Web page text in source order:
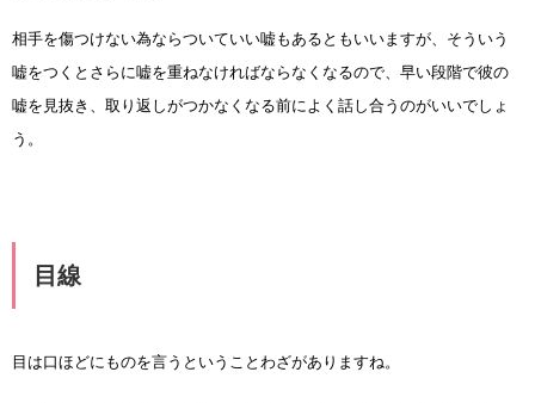
相手を傷つけない為ならついていい嘘もあるともいいますが、そういう
嘘をつくとさらに嘘を重ねなければならなくなるので、早い段階で彼の
嘘を見抜き、取り返しがつかなくなる前によく話し合うのがいいでしょ
う。
目線
目は口ほどにものを言うということわざがありますね。